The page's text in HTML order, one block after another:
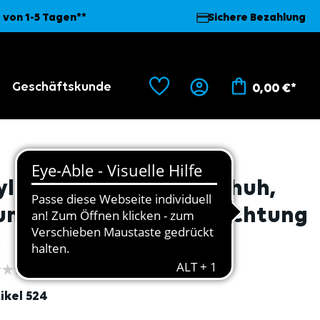
1-5 Tagen** Sichere Bezahlung
Geschäftskunde 0,00 €*
Feinstrickhandschuh,
ohne Beschichtung
524